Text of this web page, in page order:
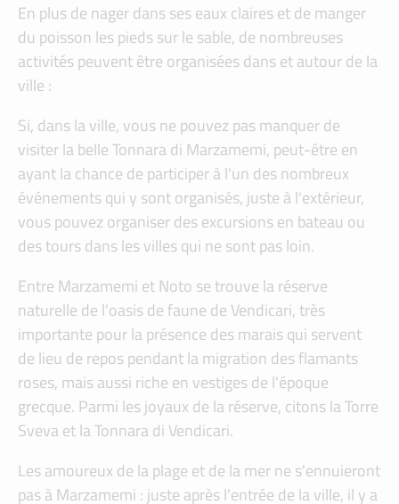
En plus de nager dans ses eaux claires et de manger
du poisson les pieds sur le sable, de nombreuses
activités peuvent être organisées dans et autour de la
ville :
Si, dans la ville, vous ne pouvez pas manquer de
visiter la belle Tonnara di Marzamemi, peut-être en
ayant la chance de participer à l'un des nombreux
événements qui y sont organisés, juste à l'extérieur,
vous pouvez organiser des excursions en bateau ou
des tours dans les villes qui ne sont pas loin.
Entre Marzamemi et Noto se trouve la réserve
naturelle de l'oasis de faune de Vendicari, très
importante pour la présence des marais qui servent
de lieu de repos pendant la migration des flamants
roses, mais aussi riche en vestiges de l'époque
grecque. Parmi les joyaux de la réserve, citons la Torre
Sveva et la Tonnara di Vendicari.
Les amoureux de la plage et de la mer ne s'ennuieront
pas à Marzamemi : juste après l'entrée de la ville, il y a